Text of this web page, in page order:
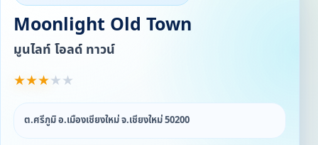
Moonlight Old Town
มูนไลท์ โอลด์ ทาวน์
★★★★ ★
ต.ศรีภูมิ อ.เมืองเชียงใหม่ จ.เชียงใหม่ 50200